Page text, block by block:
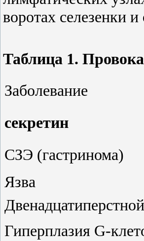
воротах селезенки
Таблица 1.
Заболевание
секретин
СЗЭ (гастринома)
Язва
Гиперплазия G-